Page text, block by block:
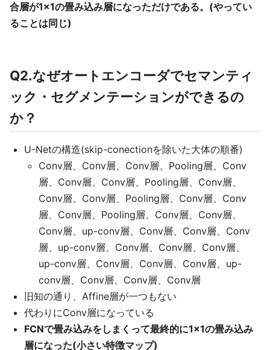
合層が1×1の畳み込み層になっただけである。(やってい
ることは同じ)
Q2.なぜオートエンコーダでセマンティ
ック・セグメンテーションができるの
か？
U-Netの構造(skip-conectionを除いた大体の順番)
Conv層、Conv層、Conv層、Pooling層、Conv
層、Conv層、Conv層、Pooling層、Conv層、
Conv層、Conv層、Pooling層、Conv層、Conv
層、Conv層、Pooling層、Conv層、Conv層、
Conv層、up-conv層、Conv層、Conv層、Conv
層、up-conv層、Conv層、Conv層、Conv層、
up-conv層、Conv層、Conv層、Conv層、up-
conv層、Conv層、Conv層、Conv層
旧知の通り、Affine層が一つもない
代わりにConv層になっている
FCNで畳み込みをしまくって最終的に1×1の畳み込み
層になった(小さい特徴マップ)